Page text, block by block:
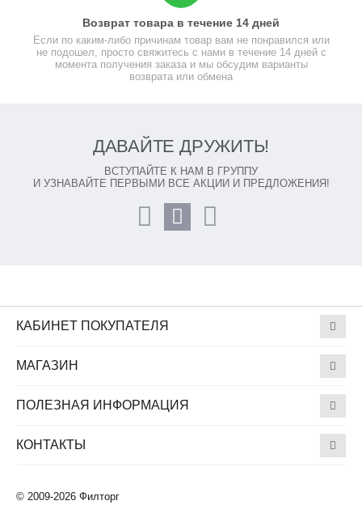
Возврат товара в течение 14 дней
Если по каким-либо причинам товар вам не понравился или
не подошел, просто свяжитесь с нами в течение 14 дней с
момента получения заказа и мы обсудим варианты
возврата или обмена
ДАВАЙТЕ ДРУЖИТЬ!
ВСТУПАЙТЕ К НАМ В ГРУППУ
И УЗНАВАЙТЕ ПЕРВЫМИ ВСЕ АКЦИИ И ПРЕДЛОЖЕНИЯ!
КАБИНЕТ ПОКУПАТЕЛЯ
МАГАЗИН
ПОЛЕЗНАЯ ИНФОРМАЦИЯ
КОНТАКТЫ
© 2009-2026 Филторг